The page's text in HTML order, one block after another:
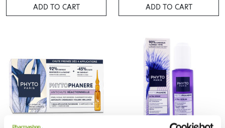
ADD TO CART ADD TO CART